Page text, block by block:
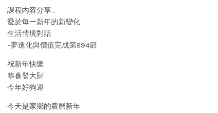
課程內容分享…
愛於每一新年的新變化
生活情境對話
–夢進化與價值完成第894節
祝新年快樂
恭喜發大財
今年好狗運
今天是家鄉的農曆新年